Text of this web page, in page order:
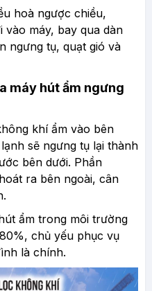
hoà ngược chiều,
máy, bay qua dàn
ngưng tụ, quạt gió và
máy hút ẩm ngưng
khí ẩm vào bên
sẽ ngưng tụ lại thành
bên dưới. Phần
ra bên ngoài, cân
ẩm trong môi trường
chủ yếu phục vụ
là chính.